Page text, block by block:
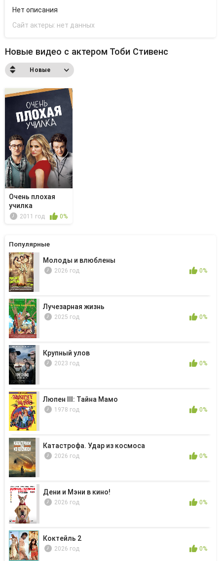
Популярные
Молоды и влюблены
2026 год 0%
Лучезарная жизнь
2025 год 0%
Крупный улов
2023 год 0%
Люпен III: Тайна Мамо
1978 год 0%
Катастрофа. Удар из космоса
2026 год 0%
Дени и Мэни в кино!
2026 год 0%
Коктейль 2
2026 год 0%
Нет описания
Сайт актеры: нет данных
Новые видео с актером Тоби Стивенс
Новые
Очень плохая
училка
2011 год 0%